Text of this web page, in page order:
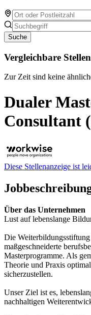
Suche
Vergleichbare
Zur Zeit sind keine
Dualer
Consultant
Diese Stellenanzeige ist
Über das Unternehmen
Lust auf lebenslange
Die
maßgeschneiderte
Masterprogramme. Als
Theorie und Praxis
sicherzustellen.
Unser Ziel ist es,
nachhaltigen